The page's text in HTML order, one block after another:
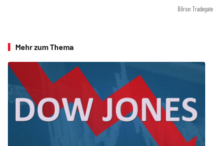
Börse: Tradegate
Mehr zum Thema